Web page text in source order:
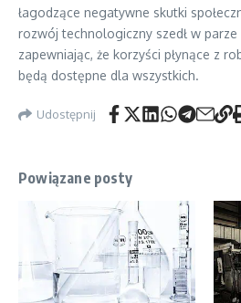
łagodzące negatywne skutki
rozwój technologiczny szedł w parze
zapewniając, że korzyści płynące z
będą dostępne dla wszystkich.
Udostępnij
Powiązane posty